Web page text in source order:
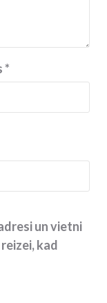
*
un vietni
kad